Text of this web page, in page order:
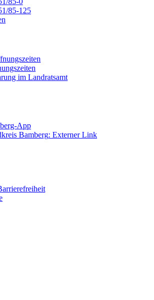
85-125
im Landratsamt
App
Bamberg: Externer Link